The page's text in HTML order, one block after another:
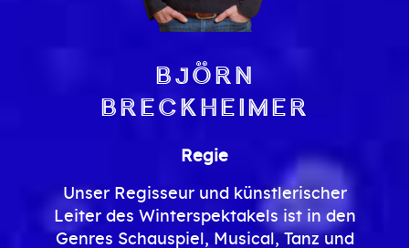
Björn
Breckheimer
Regie
Unser Regisseur und künstlerischer
Leiter des Winterspektakels ist in den
Genres Schauspiel, Musical, Tanz und